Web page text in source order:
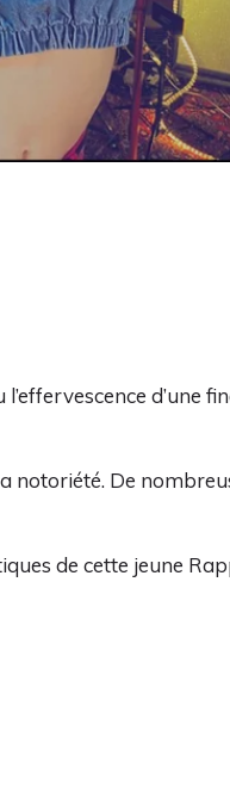
d’une
De
de cette jeune